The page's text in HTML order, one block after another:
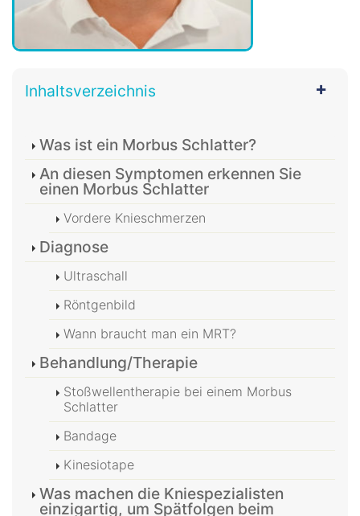
Inhaltsverzeichnis
Was ist ein Morbus Schlatter?
An diesen Symptomen erkennen Sie
einen Morbus Schlatter
Vordere Knieschmerzen
Diagnose
Ultraschall
Röntgenbild
Wann braucht man ein MRT?
Behandlung/Therapie
Stoßwellentherapie bei einem Morbus
Schlatter
Bandage
Kinesiotape
Was machen die Kniespezialisten
einzigartig, um Spätfolgen beim